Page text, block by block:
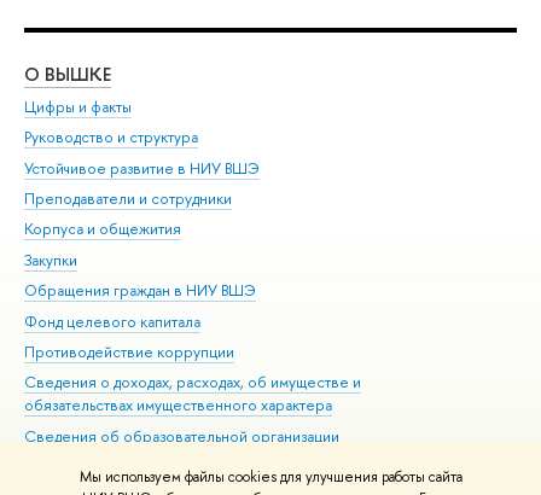
Мы используем файлы cookies для улучшения работы сайта
О ВЫШКЕ
Цифры и факты
Руководство и структура
Устойчивое развитие в НИУ ВШЭ
Преподаватели и сотрудники
Корпуса и общежития
Закупки
Обращения граждан в НИУ ВШЭ
Фонд целевого капитала
Противодействие коррупции
Сведения о доходах, расходах, об имуществе и
обязательствах имущественного характера
Сведения об образовательной организации
Людям с ограниченными возможностями здоровья